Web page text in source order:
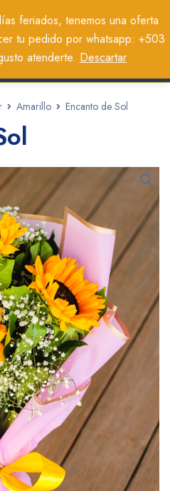
feriados, tenemos una oferta
tu pedido por whatsapp: +503
atenderte. Descartar
Amarillo Encanto de Sol